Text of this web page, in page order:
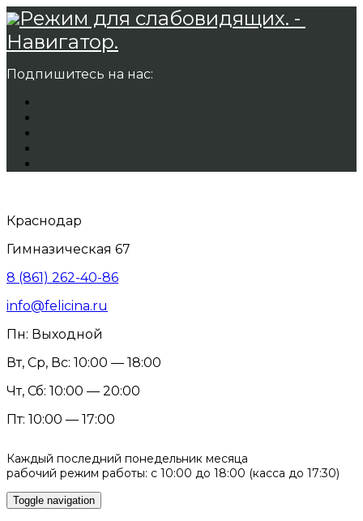
Режим для слабовидящих. -
Навигатор.
Подпишитесь на нас:
Краснодар
Гимназическая 67
8 (861) 262-40-86
info@felicina.ru
Пн: Выходной
Вт, Ср, Вс: 10:00 — 18:00
Чт, Сб: 10:00 — 20:00
Пт: 10:00 — 17:00
Каждый последний понедельник месяца
рабочий режим работы: с 10:00 до 18:00 (касса до 17:30)
Toggle navigation